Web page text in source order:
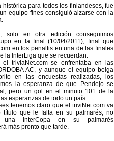
histórica para todos los finlandeses, fue
equipo fines consiguió alzarse con la
solo en otra edición conseguimos
en la final (10/04/2011), final que
en los penaltis en una de las finales
la InterLiga que se recuerdan.
el triviaNet.com se enfrentaba en las
AC, y aunque el equipo belga
en las encuestas realizadas, los
la esperanza de que Pendejo se
pero un gol en el minuto 101 de la
esperanzas de todo un país.
tenemos claro que el triviNet.com va
título que le falta en su palmarés, no
una InterCopa en su palmarés
más pronto que tarde.